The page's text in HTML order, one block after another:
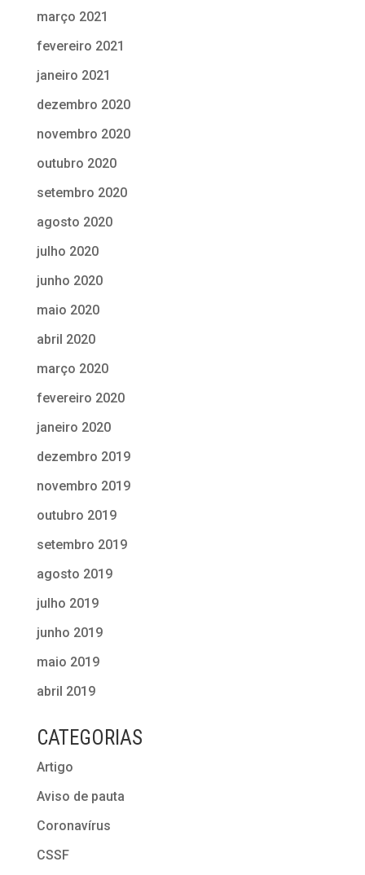
março 2021
fevereiro 2021
janeiro 2021
dezembro 2020
novembro 2020
outubro 2020
setembro 2020
agosto 2020
julho 2020
junho 2020
maio 2020
abril 2020
março 2020
fevereiro 2020
janeiro 2020
dezembro 2019
novembro 2019
outubro 2019
setembro 2019
agosto 2019
julho 2019
junho 2019
maio 2019
abril 2019
CATEGORIAS
Artigo
Aviso de pauta
Coronavírus
CSSF